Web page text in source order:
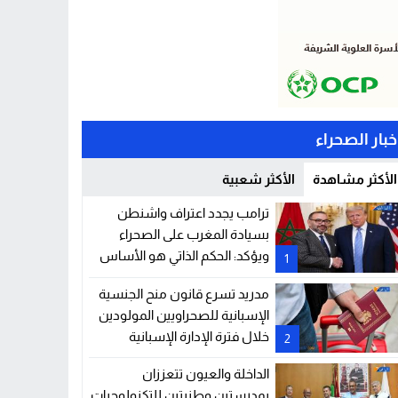
الصحراء
الأكثر مشاهدة الأكثر شعبية
1
ترامب يجدد اعتراف واشنطن
بسيادة المغرب على الصحراء
ويؤكد: الحكم الذاتي هو الأساس
2
مدريد تسرع قانون منح الجنسية
الإسبانية للصحراويين المولودين
خلال فترة الإدارة الإسبانية
الداخلة والعيون تتعززان
بمدرستين وطنيتين للتكنولوجيات